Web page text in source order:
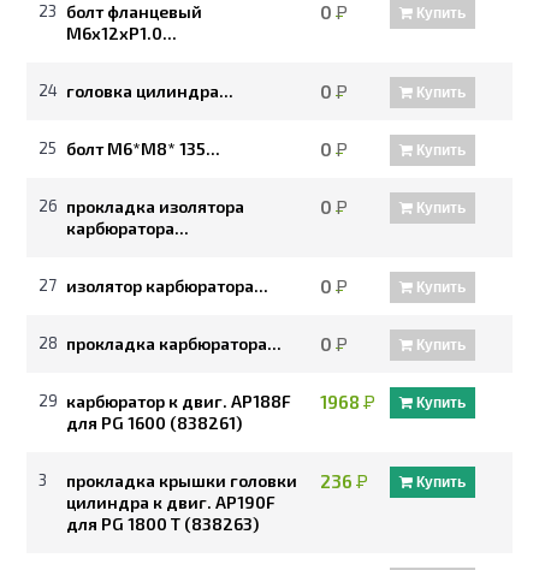
23
болт фланцевый
М6х12хР1.0...
0Р Купить
24 головка цилиндра... 0Р Купить
25 болт М6*М8* 135... 0Р Купить
26 прокладка изолятора
карбюратора...
0Р Купить
27 изолятор карбюратора... 0Р Купить
28 прокладка карбюратора... 0Р Купить
29 карбюратор к двиг. AP188F
для PG 1600 (838261)
1968Р Купить
3
прокладка крышки головки
цилиндра к двиг. AP190F
для PG 1800 T (838263)
236Р Купить